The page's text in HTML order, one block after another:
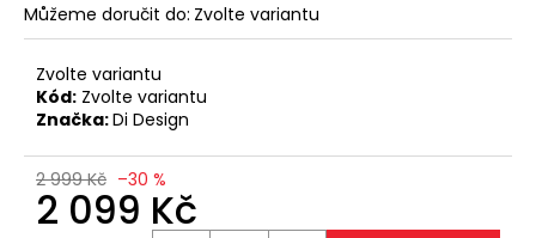
Můžeme doručit do: Zvolte variantu
Zvolte variantu
Kód: Zvolte variantu
Značka:Di Design
2 999 Kč –30 %
2 099 Kč
o
p
o
u
č
u